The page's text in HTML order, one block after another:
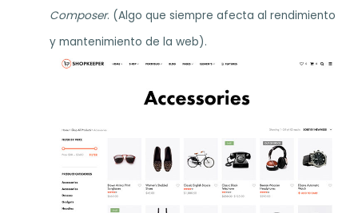
Composer. (Algo que siempre afecta al rendimiento
y mantenimiento de la web).